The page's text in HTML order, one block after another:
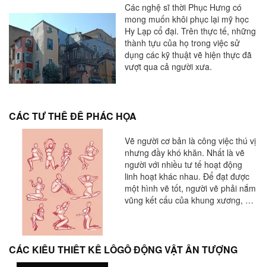
Các nghệ sĩ thời Phục Hưng có
mong muốn khôi phục lại mỹ học
Hy Lạp cổ đại. Trên thực tế, những
thành tựu của họ trong việc sử
dụng các kỹ thuật vẽ hiện thực đã
vượt qua cả người xưa.
CÁC TƯ THẾ ĐỂ PHÁC HỌA
Vẽ người cơ bản là công việc thú vị
nhưng đầy khó khăn. Nhất là vẽ
người với nhiều tư tế hoạt động
linh hoạt khác nhau. Để đạt được
một hình vẽ tốt, người vẽ phải nắm
vũng kết cấu của khung xương, đốt
CÁC KIỂU THIẾT KẾ LÔGÔ ĐỘNG VẬT ẤN TƯỢNG